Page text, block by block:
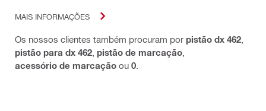
MAIS INFORMAÇÕES
Os nossos clientes também procuram por pistão dx 462
pistão para dx 462 pistão de marcação
acessório de marcação ou 0